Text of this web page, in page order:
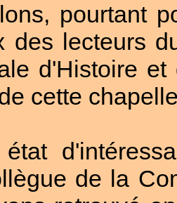
pourtant
des lecteurs
d'Histoire
cette
de la